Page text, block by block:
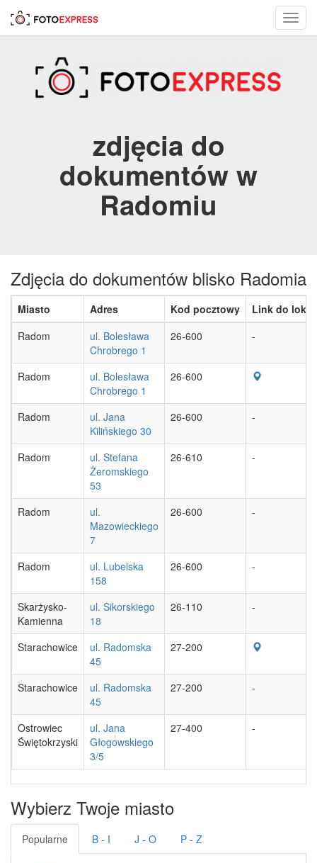
zdjęcia do
dokumentów w
Radomiu
Zdjęcia do dokumentów blisko Radomia
Miasto Adres Kod pocztowy
Link do
Radom
ul. Bolesława
Chrobrego 1
26-600 -
Radom
ul. Bolesława
Chrobrego 1
26-600
Radom
ul. Jana
Kilińskiego 30
26-600 -
Radom
ul. Stefana
Żeromskiego
53
26-610 -
Radom
ul.
Mazowieckiego
7
26-600 -
Radom
ul. Lubelska
158
26-600 -
Skarżysko-
Kamienna
ul. Sikorskiego
18
26-110 -
Starachowice
ul. Radomska
45
27-200
Starachowice
ul. Radomska
45
27-200 -
Ostrowiec
Świętokrzyski
ul. Jana
Głogowskiego
3/5
27-400 -
Wybierz Twoje miasto
Popularne B - I J - O P - Z